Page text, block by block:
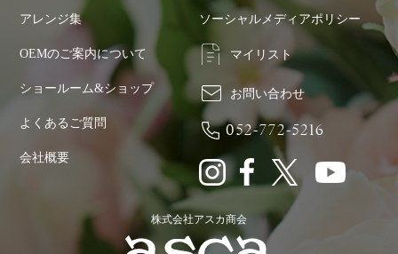
アレンジ集
OEMのご案内について
ショールーム&ショップ
よくあるご質問
会社概要
ソーシャルメディアポリシー
マイリスト
お問い合わせ
052-772-5216
株式会社アスカ商会